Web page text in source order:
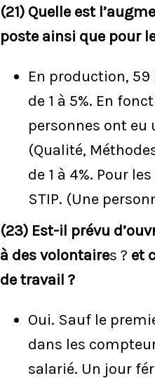
(21) Quelle est
poste ainsi que pour
En production,
de 1 à 5%. En
personnes ont eu
(Qualité,
de 1 à 4%. Pour
STIP. (Une
(23) Est-il prévu
à des volontaires ? et
de travail ?
Oui. Sauf le
dans les
salarié. Un jour